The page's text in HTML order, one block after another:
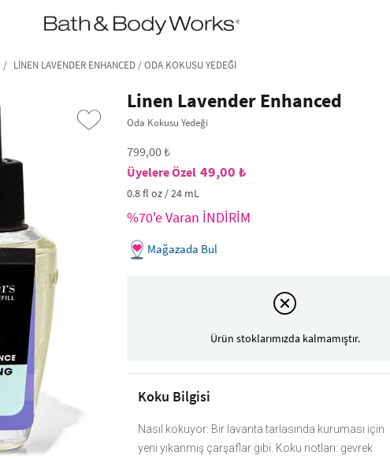
•2200₺ ve Üzeri Kargo Ücretsiz!•
*Promosyon Detayları
LINEN LAVENDER ENHANCED / ODA KOKUSU YEDEĞI
Linen Lavender Enhanced
Oda Kokusu Yedeği
799,00 ₺
49,00 ₺
0.8 fl oz / 24 mL
%70'e Varan İNDİRİM
Mağazada Bul
Ürün stoklarımızda kalmamıştır.
Koku Bilgisi
Nasıl kokuyor: Bir lavanta tarlasında kuruması için
yeni yıkanmış çarşaflar gibi. Koku notları: gevrek